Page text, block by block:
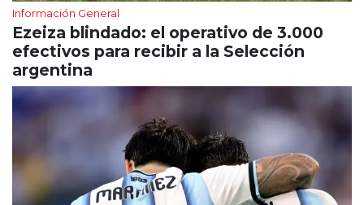
Información General
Ezeiza blindado: el operativo de 3.000
efectivos para recibir a la Selección
argentina